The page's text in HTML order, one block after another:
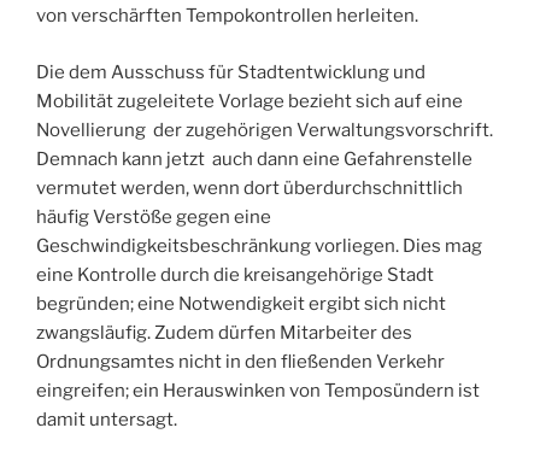
von verschärften Tempokontrollen herleiten.
Die dem Ausschuss für Stadtentwicklung und
Mobilität zugeleitete Vorlage bezieht sich auf eine
Novellierung der zugehörigen Verwaltungsvorschrift.
Demnach kann jetzt auch dann eine Gefahrenstelle
vermutet werden, wenn dort überdurchschnittlich
häufig Verstöße gegen eine
Geschwindigkeitsbeschränkung vorliegen. Dies mag
eine Kontrolle durch die kreisangehörige Stadt
begründen; eine Notwendigkeit ergibt sich nicht
zwangsläufig. Zudem dürfen Mitarbeiter des
Ordnungsamtes nicht in den fließenden Verkehr
eingreifen; ein Herauswinken von Temposündern ist
damit untersagt.